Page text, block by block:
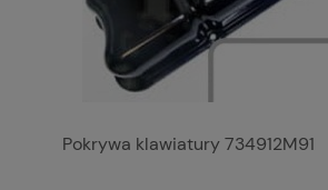
Pokrywa klawiatury 734912M91